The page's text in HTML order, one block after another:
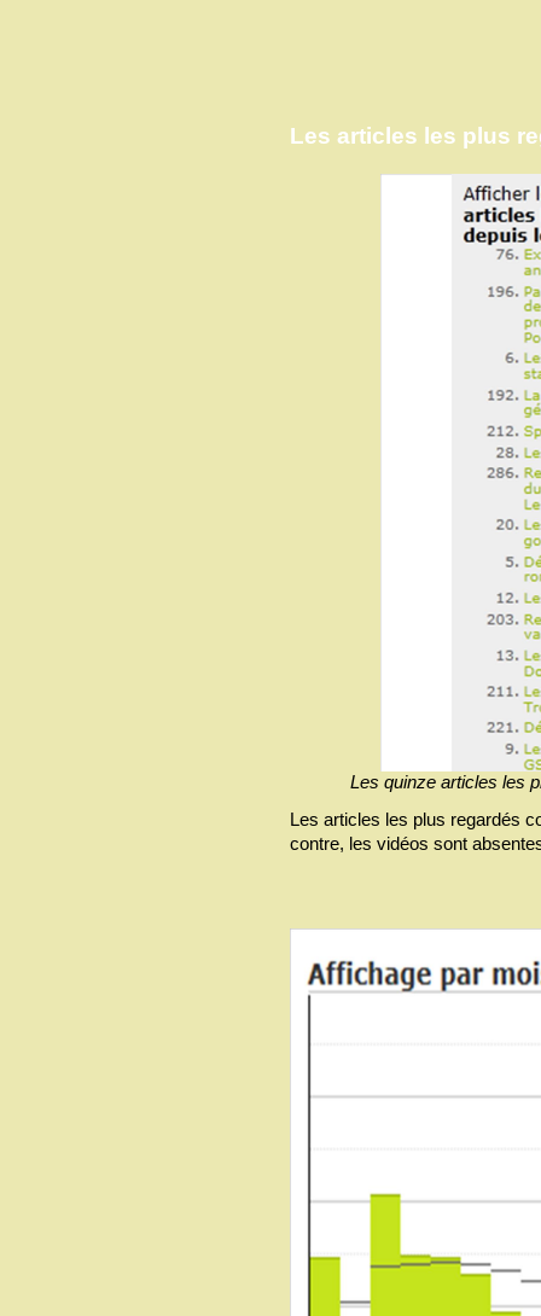
Les articles les plus
Les quinze articles les
Les articles les plus regardés
contre, les vidéos sont